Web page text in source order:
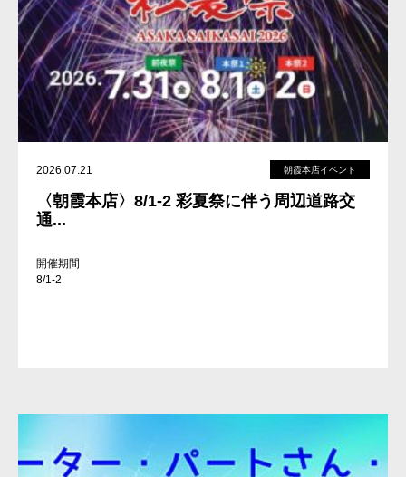
2026.07.21 朝霞本店イベント
〈朝霞本店〉8/1-2 彩夏祭に伴う周辺道路交
通...
開催期間
8/1-2